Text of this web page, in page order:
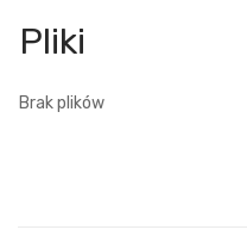
Brak plików